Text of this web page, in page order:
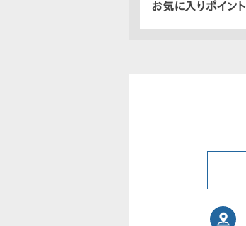
お気に入りポイント